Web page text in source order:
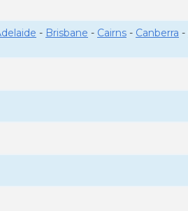
- Brisbane - Cairns - Canberra -